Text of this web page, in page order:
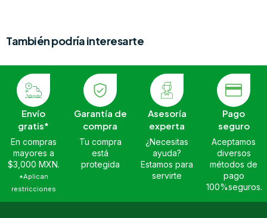
También podría interesarte
Envío
gratis*
En compras
mayores a
$3,000 MXN.
*Aplican
restricciones
Garantía de
compra
Tu compra
está
protegida
Asesoría
experta
¿Necesitas
ayuda?
Estamos para
servirte
Pago
seguro
Aceptamos
diversos
métodos de
pago
100%seguros.